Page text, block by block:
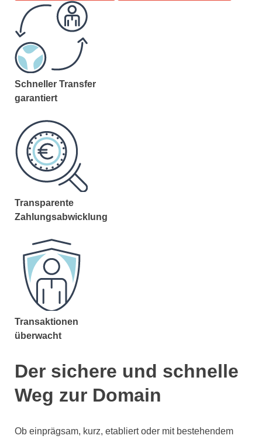
Schneller Transfer
garantiert
Transparente
Zahlungsabwicklung
Transaktionen
überwacht
Der sichere und schnelle
Weg zur Domain
Ob einprägsam, kurz, etabliert oder mit bestehendem